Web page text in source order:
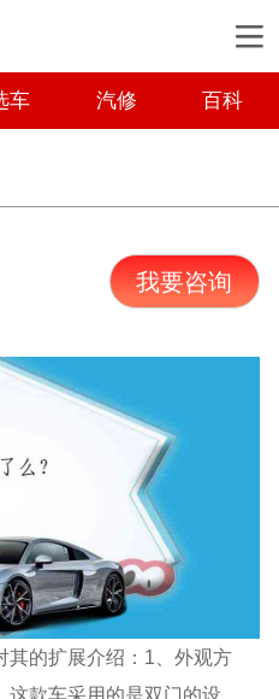
车 汽修 百科
我要咨询
其的扩展介绍：1、外观方
这款车采用的是双门的设